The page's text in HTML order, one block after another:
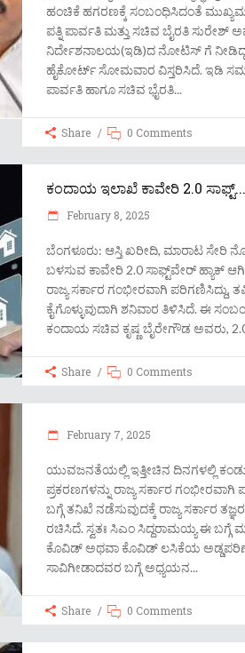
ಹಂಚಿಕೆ ಹಗರಣಕ್ಕೆ ಸಂಬಂಧಿಸಿದಂತೆ
ಪತ್ನಿ ಪಾರ್ವತಿ ಮತ್ತು ಸಚಿವ ಬೈರತಿ ಸುರೇಶ್
ನಿರ್ದೇಶನಾಲಯ(ಇಡಿ)ದ ನೋಟಿಸ್​ ಗೆ
ಹೈಕೋರ್ಟ್ ಸೋಮವಾರ ವಿಸ್ತರಿಸಿದೆ. ಇಡಿ
ಪಾರ್ವತಿ ಹಾಗೂ ಸಚಿವ ಭೈರತಿ
Share 0 Comments
ಕಂದಾಯ ಇಲಾಖೆ ಕಾವೇರಿ 2.0 ಸಾಫ್ಟ್...
February 8, 2025
ಬೆಂಗಳೂರು: ಆಸ್ತಿ ಖರೀದಿ, ಮಾರಾಟ ಸೇರಿ
ಬಳಸುವ ಕಾವೇರಿ 2.0 ಸಾಫ್ಟ್​​​​ವೇರ್ ಹ್ಯಾಕ್
ರಾಜ್ಯ ಸರ್ಕಾರ ಗಂಭೀರವಾಗಿ ಪರಿಗಣಿಸಿದ್ದು,
ಕೈಗೊಳ್ಳುವುದಾಗಿ ಶನಿವಾರ ತಿಳಿಸಿದೆ. ಈ
ಕಂದಾಯ ಸಚಿವ ಕೃಷ್ಣ ಬೈರೇಗೌಡ ಅವರು,
Share 0 Comments
February 7, 2025
ಯುವಜನತೆಯಲ್ಲಿ ಇತ್ತೀಚಿನ ದಿನಗಳಲ್ಲಿ
ಪ್ರಕರಣಗಳನ್ನು ರಾಜ್ಯ ಸರ್ಕಾರ
ಬಗ್ಗೆ ತನಿಖೆ ನಡೆಸುವುದಕ್ಕೆ ರಾಜ್ಯ ಸರ್ಕಾರ
ರಚಿಸಿದೆ. ಸ್ವತಃ ಸಿಎಂ ಸಿದ್ದರಾಮಯ್ಯ ಈ ಬಗ್ಗೆ
ಕೊವಿಡ್ ಅಥವಾ ಕೊವಿಡ್ ಲಸಿಕೆಯ
ಸಾವಿಗೀಡಾದವರ ಬಗ್ಗೆ ಅಧ್ಯಯನ
Share 0 Comments